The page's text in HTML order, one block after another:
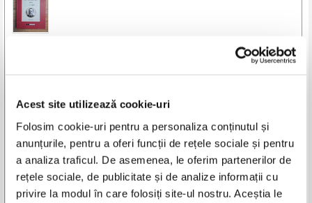
Acest site utilizează cookie-uri
Folosim cookie-uri pentru a personaliza conținutul și
anunțurile, pentru a oferi funcții de rețele sociale și pentru
a analiza traficul. De asemenea, le oferim partenerilor de
rețele sociale, de publicitate și de analize informații cu
privire la modul în care folosiți site-ul nostru. Aceștia le
Adaugă în wishlist